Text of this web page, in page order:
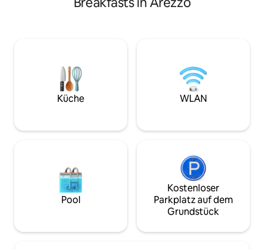
Kuckucken wird zum Soundtrack des
inbegriffen, wenn Sie jedoch ein
reichhaltigeres Frühstück am Tisch
bevorzugen, betragen die Kosten 15 €
pro Person (10 € von 5 bis 15 Jahren,
originale
Lieblingsdaten
sind, sieh dir
Wohnung an.
Küche WLAN
Pool
Kostenloser
Parkplatz auf dem
Grundstück